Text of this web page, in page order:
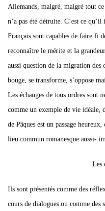
Allemands, malgré, malgré tout
n’a pas été détruite. C’est ce
Français sont capables de faire fi
reconnaître le mérite et la
aussi question de la migration des
bouge, se transforme, s’oppose
Les échanges de tous ordres sont
comme un exemple de vie idéale,
de Pâques est un passage
lieu commun romanesque aussi-
Les
Ils sont présentés comme des
cours de dialogues ou comme des